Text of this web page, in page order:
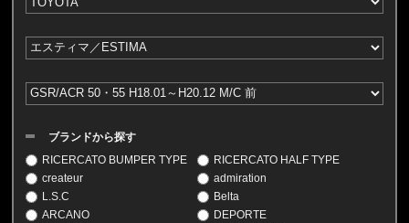
ブランドから探す
RICERCATO BUMPER TYPE
RICERCATO HALF TYPE
createur
admiration
L.S.C
Belta
ARCANO
DEPORTE